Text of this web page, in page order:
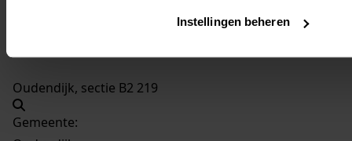
Instellingen beheren
Oudendijk, sectie B2 219
Gemeente: